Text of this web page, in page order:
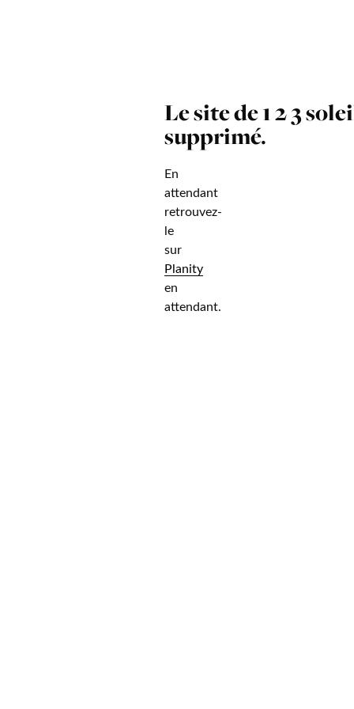
Le site de 1 2 3
supprimé.
En
attendant
retrouvez-
le
sur
Planity
en
attendant.